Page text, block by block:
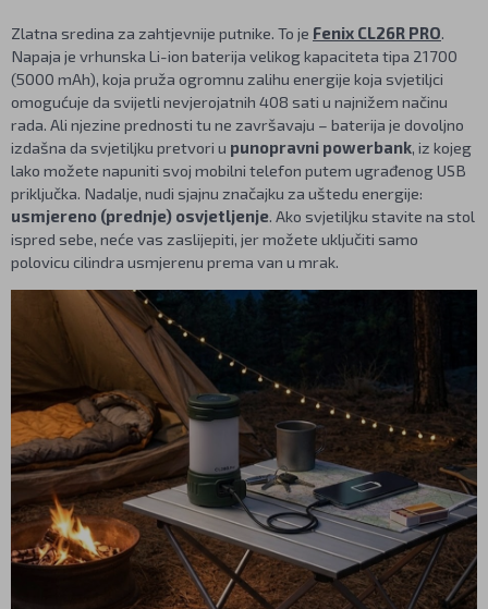
Zlatna sredina za zahtjevnije putnike. To je Fenix CL26R PRO.
Napaja je vrhunska Li-ion baterija velikog kapaciteta tipa 21700
(5000 mAh), koja pruža ogromnu zalihu energije koja svjetiljci
omogućuje da svijetli nevjerojatnih 408 sati u najnižem načinu
rada. Ali njezine prednosti tu ne završavaju – baterija je dovoljno
izdašna da svjetiljku pretvori u punopravni powerbank, iz kojeg
lako možete napuniti svoj mobilni telefon putem ugrađenog USB
priključka. Nadalje, nudi sjajnu značajku za uštedu energije:
usmjereno (prednje) osvjetljenje. Ako svjetiljku stavite na stol
ispred sebe, neće vas zaslijepiti, jer možete uključiti samo
polovicu cilindra usmjerenu prema van u mrak.